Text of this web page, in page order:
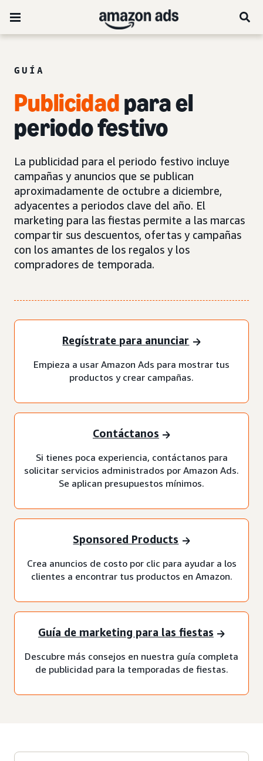
GUÍA
Publicidadpara el
periodo festivo
La publicidad para el periodo festivo incluye
campañas y anuncios que se publican
aproximadamente de octubre a diciembre,
adyacentes a periodos clave del año. El
marketing para las fiestas permite a las marcas
compartir sus descuentos, ofertas y campañas
con los amantes de los regalos y los
compradores de temporada.
Regístrate para anunciar
Empieza a usar Amazon Ads para mostrar tus
productos y crear campañas.
Contáctanos
Si tienes poca experiencia, contáctanos para
solicitar servicios administrados por Amazon Ads.
Se aplican presupuestos mínimos.
Sponsored Products
Crea anuncios de costo por clic para ayudar a los
clientes a encontrar tus productos en Amazon.
Guía de marketing para las fiestas
Descubre más consejos en nuestra guía completa
de publicidad para la temporadas de fiestas.